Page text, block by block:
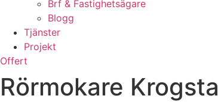
Brf & Fastighetsägare
Blogg
Tjänster
Projekt
Offert
Rörmokare Krogsta